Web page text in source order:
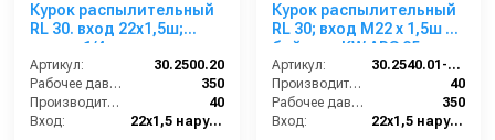
Курок распылительный
RL 30. вход 22x1,5ш;
выход 1/4г.
Артикул:
30.2500.20
Рабочее давление (бар):
350
Производительность (л/мин):
40
Вход:
22х1,5 наружняя резьба
Курок распылительный
RL 30; вход М22 х 1,5ш +
байонет KW ARS 25
Артикул:
30.2540.01-KW
Производительность (л/мин):
40
Рабочее давление (бар):
350
Вход:
22х1,5 наружняя резьба